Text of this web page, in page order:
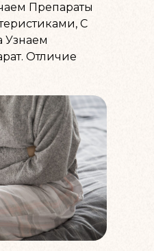
Препараты
С
Узнаем
Отличие